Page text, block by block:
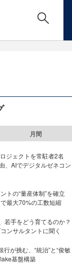
月間
ジェクトを常駐者2名
、AIでデジタルゼネコン
トの“量産体制”を確立
最大70%の工数短縮
若手をどう育てるのか？
ンサルタントに聞く
が挑む、“統治”と“俊敏
基盤構築